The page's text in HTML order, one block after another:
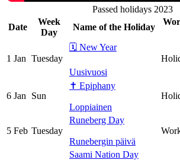
Passed holidays 2023
Date
Week
Day
Name of the Holiday
1 Jan Tuesday
🗓 New Year
Uusivuosi
6 Jan Sun
✝ Epiphany
Loppiainen
5 Feb Tuesday
Runeberg Day
Runebergin päivä
Saami Nation Day